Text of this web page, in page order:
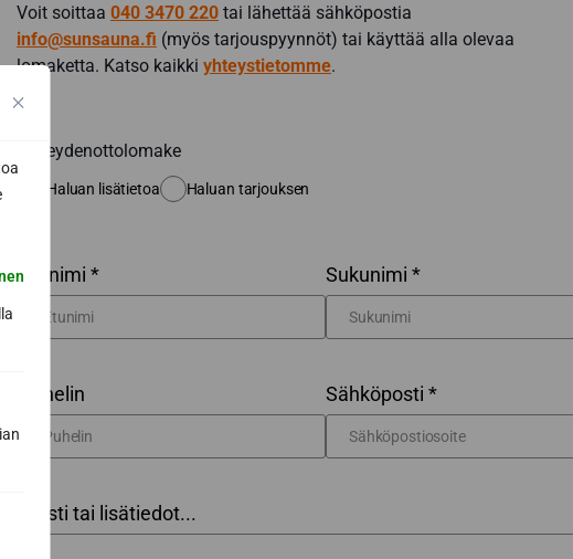
Voit soittaa 040 3470 220 tai lähettää sähköpostia
info@sunsauna.fi (myös tarjouspyynnöt) tai käyttää alla olevaa
lomaketta. Katso kaikki yhteystietomme.
Yhteydenottolomake
Haluan lisätietoa Haluan tarjouksen
Etunimi * Sukunimi *
Puhelin Sähköposti *
Viesti tai lisätiedot...